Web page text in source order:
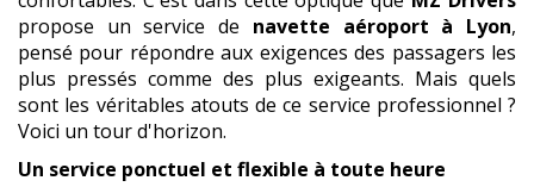
propose un service de navette aéroport à Lyon,
pensé pour répondre aux exigences des passagers les
plus pressés comme des plus exigeants. Mais quels
sont les véritables atouts de ce service professionnel ?
Voici un tour d'horizon.
Un service ponctuel et flexible à toute heure